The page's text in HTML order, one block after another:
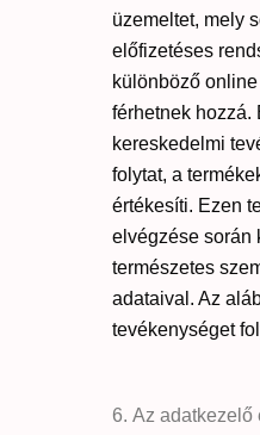
üzemeltet, mely
előfizetéses
különböző
férhetnek hozzá.
kereskedelmi
folytat, a
értékesíti. Ezen
elvégzése során
természetes
adataival. Az
tevékenységet
Az adatkezelő